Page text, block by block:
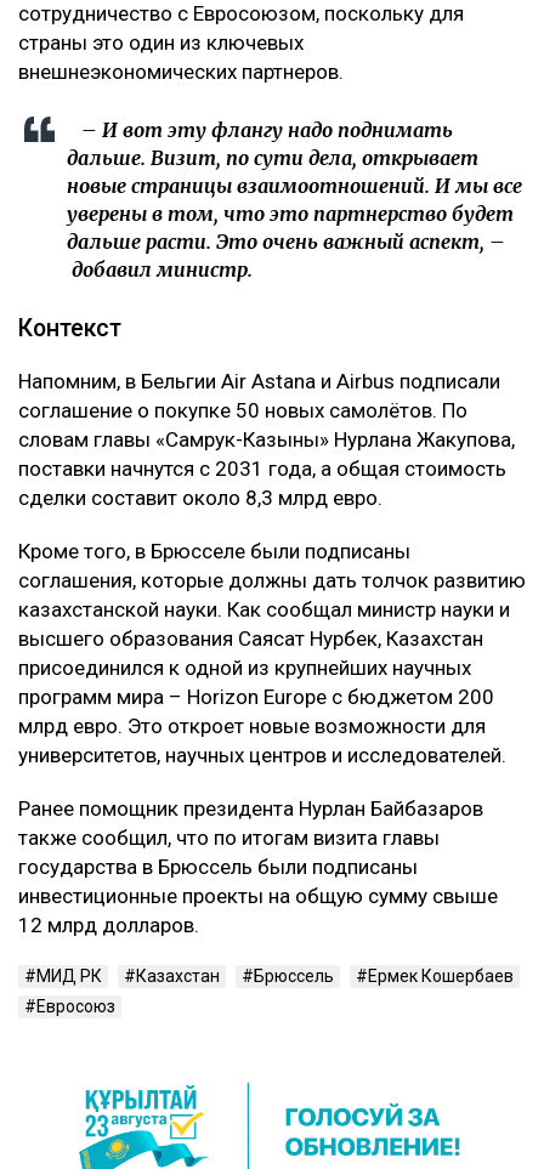
сотрудничество с Евросоюзом, поскольку для
страны это один из ключевых
внешнеэкономических партнеров.
– И вот эту флангу надо поднимать
дальше. Визит, по сути дела, открывает
новые страницы взаимоотношений. И мы все
уверены в том, что это партнерство будет
дальше расти. Это очень важный аспект, –
добавил министр.
Контекст
Напомним, в Бельгии Air Astana и Airbus подписали
соглашение о покупке 50 новых самолётов. По
словам главы «Самрук-Казыны» Нурлана Жакупова,
поставки начнутся с 2031 года, а общая стоимость
сделки составит около 8,3 млрд евро.
Кроме того, в Брюсселе были подписаны
соглашения, которые должны дать толчок развитию
казахстанской науки. Как сообщал министр науки и
высшего образования Саясат Нурбек, Казахстан
присоединился к одной из крупнейших научных
программ мира – Horizon Europe с бюджетом 200
млрд евро. Это откроет новые возможности для
университетов, научных центров и исследователей.
Ранее помощник президента Нурлан Байбазаров
также сообщил, что по итогам визита главы
государства в Брюссель были подписаны
инвестиционные проекты на общую сумму свыше
12 млрд долларов.
МИД РК Казахстан Брюссель
Ермек Кошербаев
Евросоюз